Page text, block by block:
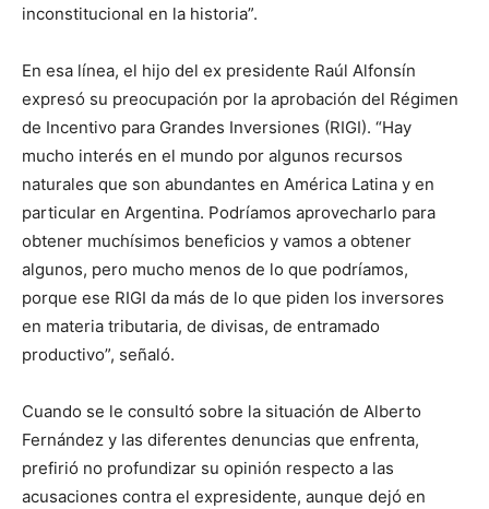
inconstitucional en la historia”.
En esa línea, el hijo del ex presidente Raúl Alfonsín
expresó su preocupación por la aprobación del Régimen
de Incentivo para Grandes Inversiones (RIGI). “Hay
mucho interés en el mundo por algunos recursos
naturales que son abundantes en América Latina y en
particular en Argentina. Podríamos aprovecharlo para
obtener muchísimos beneficios y vamos a obtener
algunos, pero mucho menos de lo que podríamos,
porque ese RIGI da más de lo que piden los inversores
en materia tributaria, de divisas, de entramado
productivo”, señaló.
Cuando se le consultó sobre la situación de Alberto
Fernández y las diferentes denuncias que enfrenta,
prefirió no profundizar su opinión respecto a las
acusaciones contra el expresidente, aunque dejó en